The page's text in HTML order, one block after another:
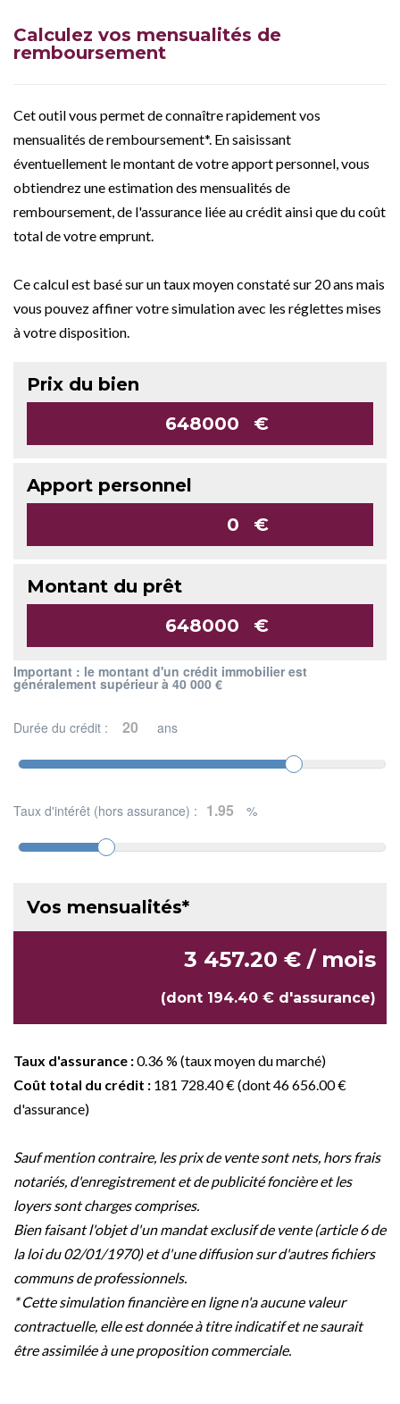
Calculez vos mensualités de
remboursement
Cet outil vous permet de connaître rapidement vos
mensualités de remboursement*. En saisissant
éventuellement le montant de votre apport personnel, vous
obtiendrez une estimation des mensualités de
remboursement, de l'assurance liée au crédit ainsi que du coût
total de votre emprunt.
Ce calcul est basé sur un taux moyen constaté sur 20 ans mais
vous pouvez affiner votre simulation avec les réglettes mises
à votre disposition.
Prix du bien
€
Apport personnel
€
Montant du prêt
€
Important : le montant d'un crédit immobilier est
généralement supérieur à 40 000 €
Durée du crédit : ans
Taux d'intérêt (hors assurance) : %
Vos mensualités*
3 457.20 € / mois
(dont 194.40 € d'assurance)
Taux d'assurance :0.36 % (taux moyen du marché)
Coût total du crédit : 181 728.40 € (dont 46 656.00 €
d'assurance)
Sauf mention contraire, les prix de vente sont nets, hors frais
notariés, d'enregistrement et de publicité foncière et les
loyers sont charges comprises.
Bien faisant l'objet d'un mandat exclusif de vente (article 6 de
la loi du 02/01/1970) et d'une diffusion sur d'autres fichiers
communs de professionnels.
* Cette simulation financière en ligne n'a aucune valeur
contractuelle, elle est donnée à titre indicatif et ne saurait
être assimilée à une proposition commerciale.